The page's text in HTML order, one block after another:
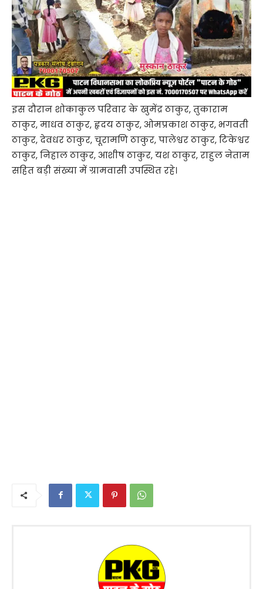
इस दौरान शोकाकुल परिवार के खुमेंद्र ठाकुर, तुकाराम
ठाकुर, माधव ठाकुर, हृदय ठाकुर, ओमप्रकाश ठाकुर, भगवती
ठाकुर, देवधर ठाकुर, चूरामणि ठाकुर, पालेश्वर ठाकुर, टिकेश्वर
ठाकुर, निहाल ठाकुर, आशीष ठाकुर, यश ठाकुर, राहुल नेताम
सहित बड़ी संख्या में ग्रामवासी उपस्थित रहे।